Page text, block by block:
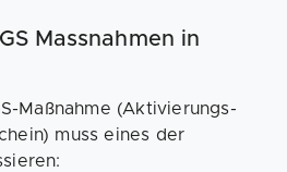
Massnahmen in
Maßnahme (Aktivierungs-
muss eines der